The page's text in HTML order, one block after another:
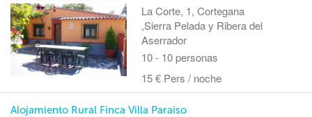
La Corte, 1, Cortegana
,Sierra Pelada y Ribera del
Aserrador
10 - 10 personas
15 € Pers / noche
Alojamiento Rural Finca Villa Paraiso